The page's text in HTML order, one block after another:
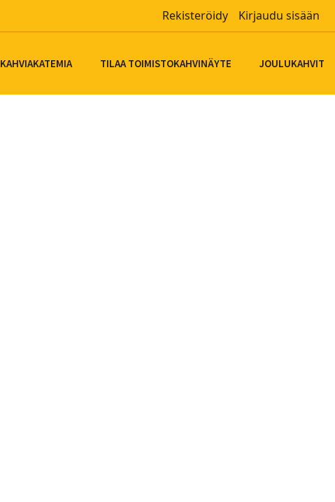
Rekisteröidy Kirjaudu sisään
KAHVIAKATEMIA TILAA TOIMISTOKAHVINÄYTE JOULUKAHVIT